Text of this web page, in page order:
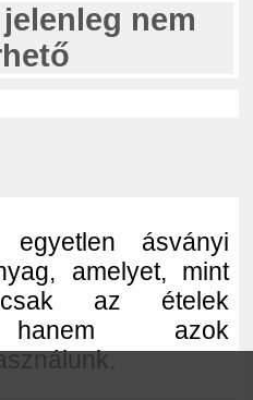
nem
ásványi
amelyet, mint
az ételek
hanem azok